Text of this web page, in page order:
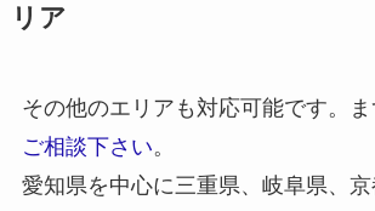
リア
その他のエリアも対応可能です。
ご相談下さい。
愛知県を中心に三重県、岐阜県、